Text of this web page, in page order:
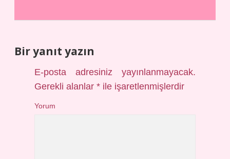
Bir yanıt yazın
E-posta adresiniz yayınlanmayacak.
Gerekli alanlar* ile işaretlenmişlerdir
Yorum